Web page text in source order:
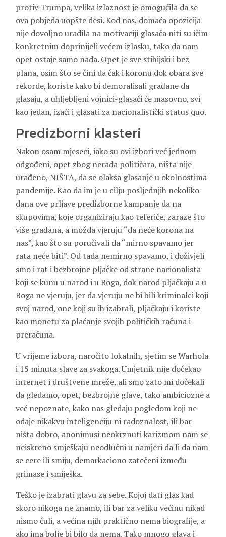
protiv Trumpa, velika izlaznost je omogućila da se
ova pobjeda uopšte desi. Kod nas, domaća opozicija
nije dovoljno uradila na motivaciji glasača niti su ičim
konkretnim doprinijeli većem izlasku, tako da nam
opet ostaje samo nada. Opet je sve stihijski i bez
plana, osim što se čini da čak i koronu dok obara sve
rekorde, koriste kako bi demoralisali građane da
glasaju, a uhljebljeni vojnici-glasači će masovno, svi
kao jedan, izaći i glasati za nacionalistički status quo.
Predizborni klasteri
Nakon osam mjeseci, iako su ovi izbori već jednom
odgođeni, opet zbog nerada političara, ništa nije
urađeno, NIŠTA, da se olakša glasanje u okolnostima
pandemije. Kao da im je u cilju posljednjih nekoliko
dana ove prljave predizborne kampanje da na
skupovima, koje organiziraju kao teferiče, zaraze što
više građana, a možda vjeruju “da neće korona na
nas”, kao što su poručivali da “mirno spavamo jer
rata neće biti”. Od tada nemirno spavamo, i doživjeli
smo i rat i bezbrojne pljačke od strane nacionalista
koji se kunu u narod i u Boga, dok narod pljačkaju a u
Boga ne vjeruju, jer da vjeruju ne bi bili kriminalci koji
svoj narod, one koji su ih izabrali, pljačkaju i koriste
kao monetu za plaćanje svojih političkih računa i
preračuna.
U vrijeme izbora, naročito lokalnih, sjetim se Warhola
i 15 minuta slave za svakoga. Umjetnik nije dočekao
internet i društvene mreže, ali smo zato mi dočekali
da gledamo, opet, bezbrojne glave, tako ambiciozne a
već nepoznate, kako nas gledaju pogledom koji ne
odaje nikakvu inteligenciju ni radoznalost, ili bar
ništa dobro, anonimusi neokrznuti karizmom nam se
neiskreno smješkaju neodlučni u namjeri da li da nam
se cere ili smiju, demarkaciono zatečeni između
grimase i smiješka.
Teško je izabrati glavu za sebe. Kojoj dati glas kad
skoro nikoga ne znamo, ili bar za veliku većinu nikad
nismo čuli, a većina njih praktično nema biografije, a
ako ima bolje bi bilo da nema. Tako mnogo glava i